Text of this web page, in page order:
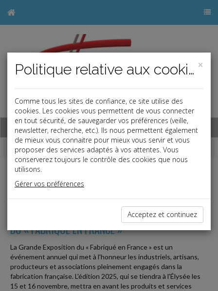
Base documentaire
Dépêches
Vie des affaires
CINQUIÈME ÉDITION DE LA GRANDE EXPOSITION
DU « FABRIQUÉ EN FRANCE »
La Grande Exposition du « Fabriqué en France » est un
événement annuel qui met à l'honneur les industriels, artisans,
producteurs et associations pleinement engagés dans la
fabrication française. L'édition 2025, qui se tiendra à l'Élysée les
15 et 16 novembre, mettra en avant les produits et services
×
Politique relative aux cookies
Comme tous les sites de confiance, ce site utilise des
cookies. Les cookies vous permettent de vous connecter
en tout sécurité, de sauvegarder vos préférences (veille,
newsletter, recherche, etc.). Ils nous permettent également
de mieux vous connaitre pour mieux vous servir et vous
proposer des services adaptés à vos attentes. Vous
conserverez toujours le contrôle des cookies que nous
utilisons.
Gérer vos préférences
Acceptez et continuez